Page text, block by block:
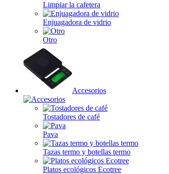
Limpiar la cafetera
Enjuagadora de vidrio
Otro
Accesorios
Tostadores de café
Pava
Tazas termo y botellas termo
Platos ecológicos Ecotree